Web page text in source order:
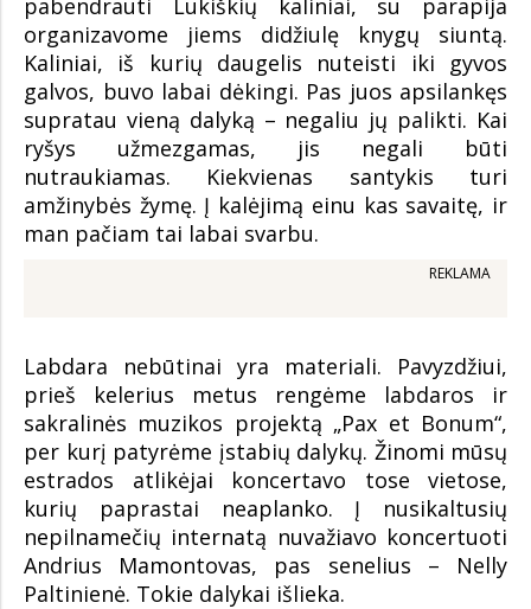
pabendrauti Lukiškių kaliniai, su parapija
organizavome jiems didžiulę knygų siuntą.
Kaliniai, iš kurių daugelis nuteisti iki gyvos
galvos, buvo labai dėkingi. Pas juos apsilankęs
supratau vieną dalyką – negaliu jų palikti. Kai
ryšys užmezgamas, jis negali būti
nutraukiamas. Kiekvienas santykis turi
amžinybės žymę. Į kalėjimą einu kas savaitę, ir
man pačiam tai labai svarbu.
REKLAMA
Labdara nebūtinai yra materiali. Pavyzdžiui,
prieš kelerius metus rengėme labdaros ir
sakralinės muzikos projektą „Pax et Bonum“,
per kurį patyrėme įstabių dalykų. Žinomi mūsų
estrados atlikėjai koncertavo tose vietose,
kurių paprastai neaplanko. Į nusikaltusių
nepilnamečių internatą nuvažiavo koncertuoti
Andrius Mamontovas, pas senelius – Nelly
Paltinienė. Tokie dalykai išlieka.